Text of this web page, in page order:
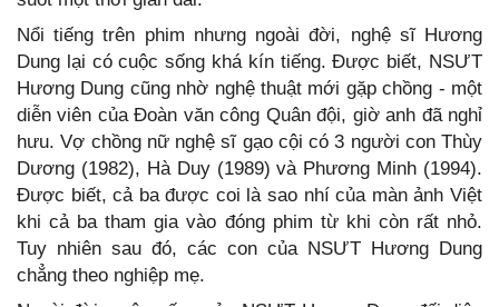
Nổi tiếng trên phim nhưng ngoài đời, nghệ sĩ Hương
Dung lại có cuộc sống khá kín tiếng. Được biết, NSƯT
Hương Dung cũng nhờ nghệ thuật mới gặp chồng - một
diễn viên của Đoàn văn công Quân đội, giờ anh đã nghỉ
hưu. Vợ chồng nữ nghệ sĩ gạo cội có 3 người con Thùy
Dương (1982), Hà Duy (1989) và Phương Minh (1994).
Được biết, cả ba được coi là sao nhí của màn ảnh Việt
khi cả ba tham gia vào đóng phim từ khi còn rất nhỏ.
Tuy nhiên sau đó, các con của NSƯT Hương Dung
chẳng theo nghiệp mẹ.